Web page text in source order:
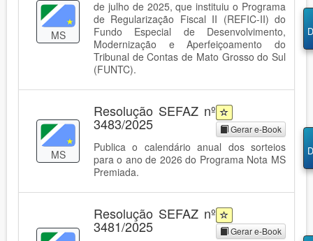
MS
de julho de 2025, que instituiu o Programa
de Regularização Fiscal II (REFIC-II) do
Fundo Especial de Desenvolvimento,
Modernização e Aperfeiçoamento do
Tribunal de Contas de Mato Grosso do Sul
(FUNTC).
MS
Resolução SEFAZ nº
3483/2025 Gerar e-Book
Publica o calendário anual dos sorteios
para o ano de 2026 do Programa Nota MS
Premiada.
Resolução SEFAZ nº
3481/2025 Gerar e-Book